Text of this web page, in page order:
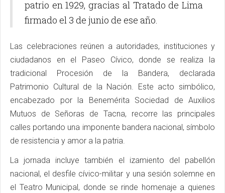
patrio en 1929, gracias al Tratado de Lima
firmado el 3 de junio de ese año.
Las celebraciones reúnen a autoridades, instituciones y
ciudadanos en el Paseo Cívico, donde se realiza la
tradicional Procesión de la Bandera, declarada
Patrimonio Cultural de la Nación. Este acto simbólico,
encabezado por la Benemérita Sociedad de Auxilios
Mutuos de Señoras de Tacna, recorre las principales
calles portando una imponente bandera nacional, símbolo
de resistencia y amor a la patria.
La jornada incluye también el izamiento del pabellón
nacional, el desfile cívico-militar y una sesión solemne en
el Teatro Municipal, donde se rinde homenaje a quienes